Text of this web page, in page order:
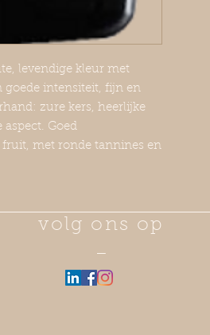
levendige kleur met
goede intensiteit, fijn en
zure kers, heerlijke
Goed
met ronde tannines en
volg ons op
—